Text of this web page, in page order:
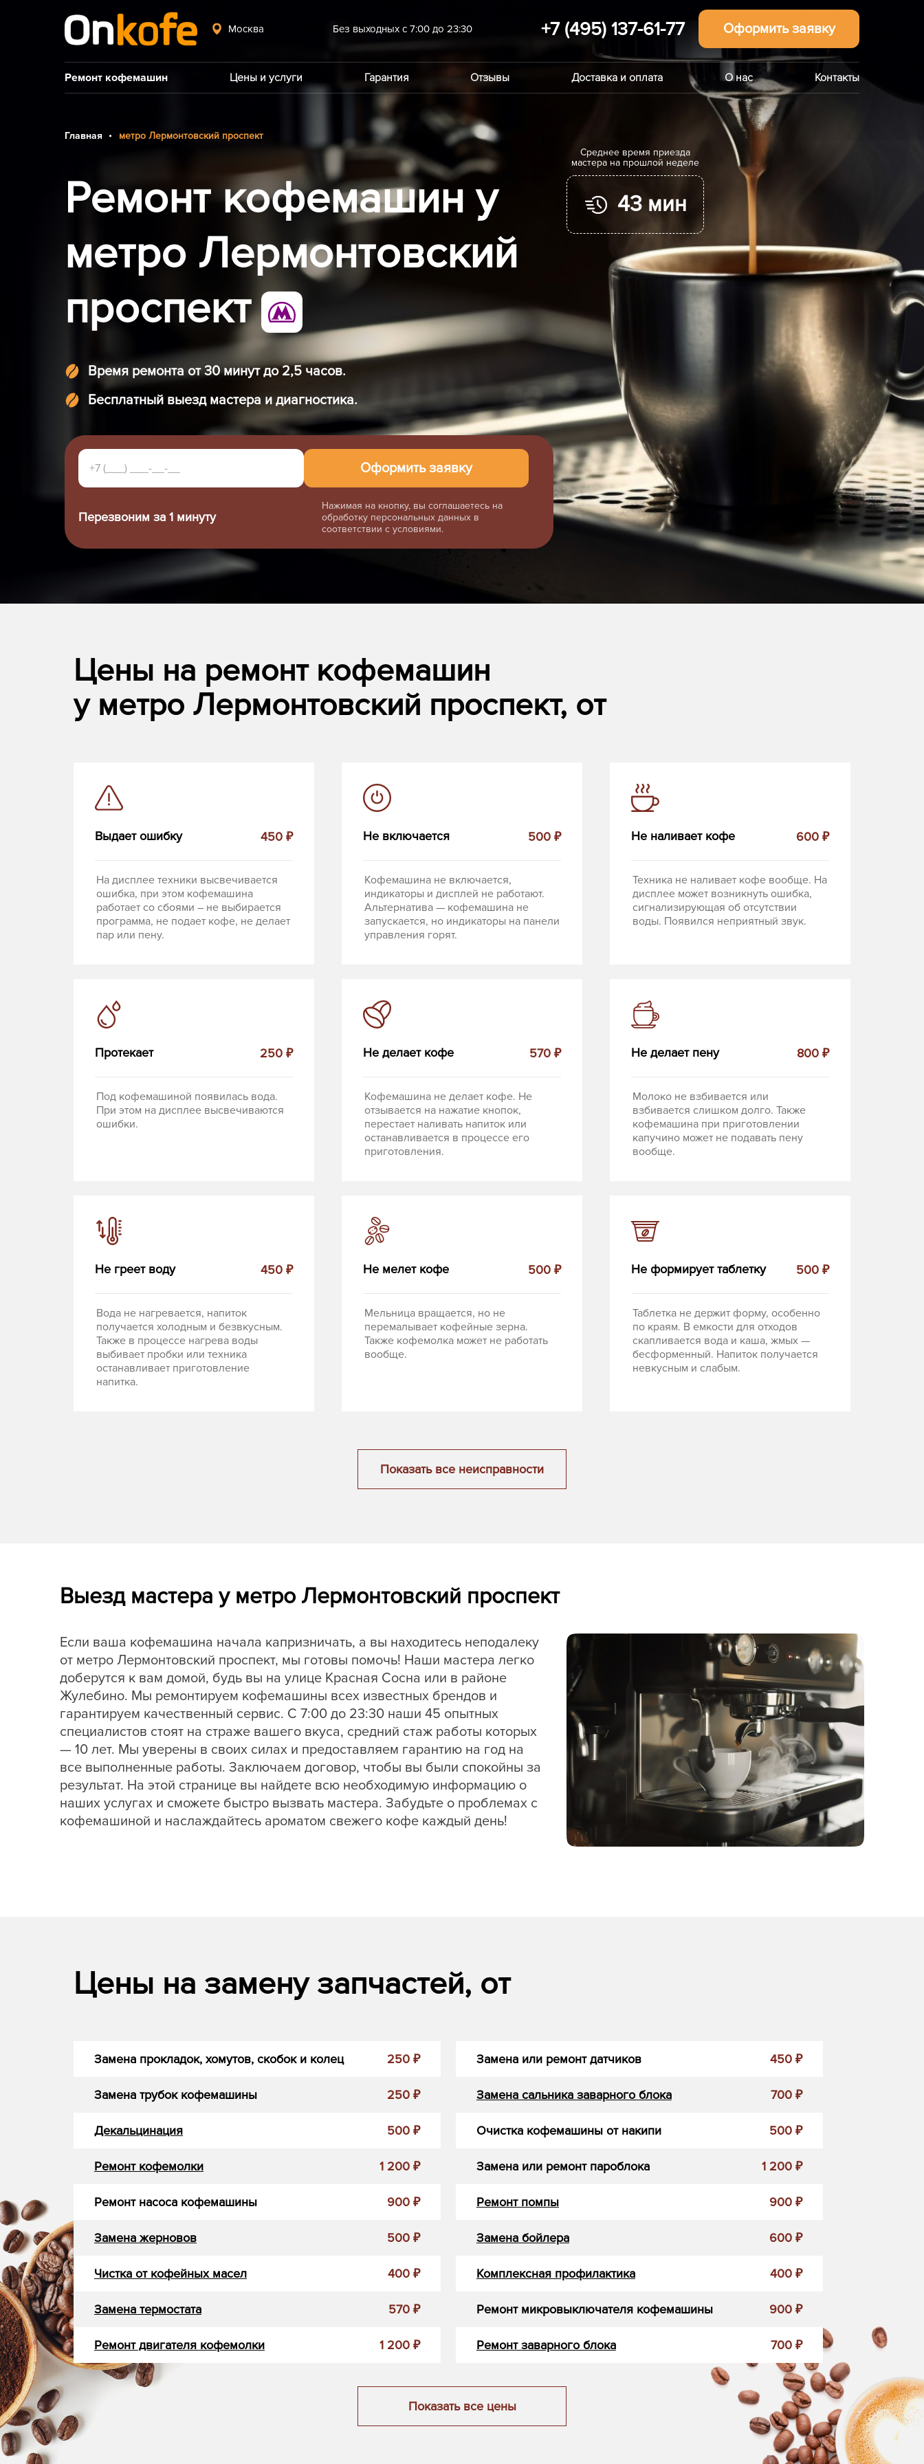
Москва Без выходных с 7:00 до 23:30 +7 (495) 137-61-77 Оформить заявку
Ремонт кофемашин Цены и услуги Гарантия Отзывы Доставка и оплата О нас Контакты
Главная метро Лермонтовский проспект
Ремонт кофемашин у
метро Лермонтовский
проспект
Время ремонта от 30 минут до 2,5 часов.
Бесплатный выезд мастера и диагностика.
Перезвоним за 1 минуту
Нажимая на кнопку, вы соглашаетесь на
обработку персональных данных в
соответствии с условиями.
Cреднее время приезда
мастера на прошлой неделе
43 мин
Цены на ремонт кофемашин
у метро Лермонтовский проспект, от
Выдает ошибку 450 ₽
На дисплее техники высвечивается
ошибка, при этом кофемашина
работает со сбоями – не выбирается
программа, не подает кофе, не делает
пар или пену.
Не включается 500 ₽
Кофемашина не включается,
индикаторы и дисплей не работают.
Альтернатива — кофемашина не
запускается, но индикаторы на панели
управления горят.
Не наливает кофе 600 ₽
Техника не наливает кофе вообще. На
дисплее может возникнуть ошибка,
сигнализирующая об отсутствии
воды. Появился неприятный звук.
Протекает 250 ₽
Под кофемашиной появилась вода.
При этом на дисплее высвечиваются
ошибки.
Не делает кофе 570 ₽
Кофемашина не делает кофе. Не
отзывается на нажатие кнопок,
перестает наливать напиток или
останавливается в процессе его
приготовления.
Не делает пену 800 ₽
Молоко не взбивается или
взбивается слишком долго. Также
кофемашина при приготовлении
капучино может не подавать пену
вообще.
Не греет воду 450 ₽
Вода не нагревается, напиток
получается холодным и безвкусным.
Также в процессе нагрева воды
выбивает пробки или техника
останавливает приготовление
напитка.
Не мелет кофе 500 ₽
Мельница вращается, но не
перемалывает кофейные зерна.
Также кофемолка может не работать
вообще.
Не формирует таблетку 500 ₽
Таблетка не держит форму, особенно
по краям. В емкости для отходов
скапливается вода и каша, жмых —
бесформенный. Напиток получается
невкусным и слабым.
Показать все неисправности
Выезд мастера у метро Лермонтовский проспект
Если ваша кофемашина начала капризничать, а вы находитесь неподалеку
от метро Лермонтовский проспект, мы готовы помочь! Наши мастера легко
доберутся к вам домой, будь вы на улице Красная Сосна или в районе
Жулебино. Мы ремонтируем кофемашины всех известных брендов и
гарантируем качественный сервис. С 7:00 до 23:30 наши 45 опытных
специалистов стоят на страже вашего вкуса, средний стаж работы которых
— 10 лет. Мы уверены в своих силах и предоставляем гарантию на год на
все выполненные работы. Заключаем договор, чтобы вы были спокойны за
результат. На этой странице вы найдете всю необходимую информацию о
наших услугах и сможете быстро вызвать мастера. Забудьте о проблемах с
кофемашиной и наслаждайтесь ароматом свежего кофе каждый день!
Цены на замену запчастей, от
Замена прокладок, хомутов, скобок и колец 250 ₽ Замена или ремонт датчиков 450 ₽
Замена трубок кофемашины 250 ₽ Замена сальника заварного блока 700 ₽
Декальцинация 500 ₽ Очистка кофемашины от накипи 500 ₽
Ремонт кофемолки 1 200 ₽ Замена или ремонт пароблока 1 200 ₽
Ремонт насоса кофемашины 900 ₽ Ремонт помпы 900 ₽
Замена жерновов 500 ₽ Замена бойлера 600 ₽
Чистка от кофейных масел 400 ₽ Комплексная профилактика 400 ₽
Замена термостата 570 ₽ Ремонт микровыключателя кофемашины 900 ₽
Ремонт двигателя кофемолки 1 200 ₽ Ремонт заварного блока 700 ₽
Показать все цены